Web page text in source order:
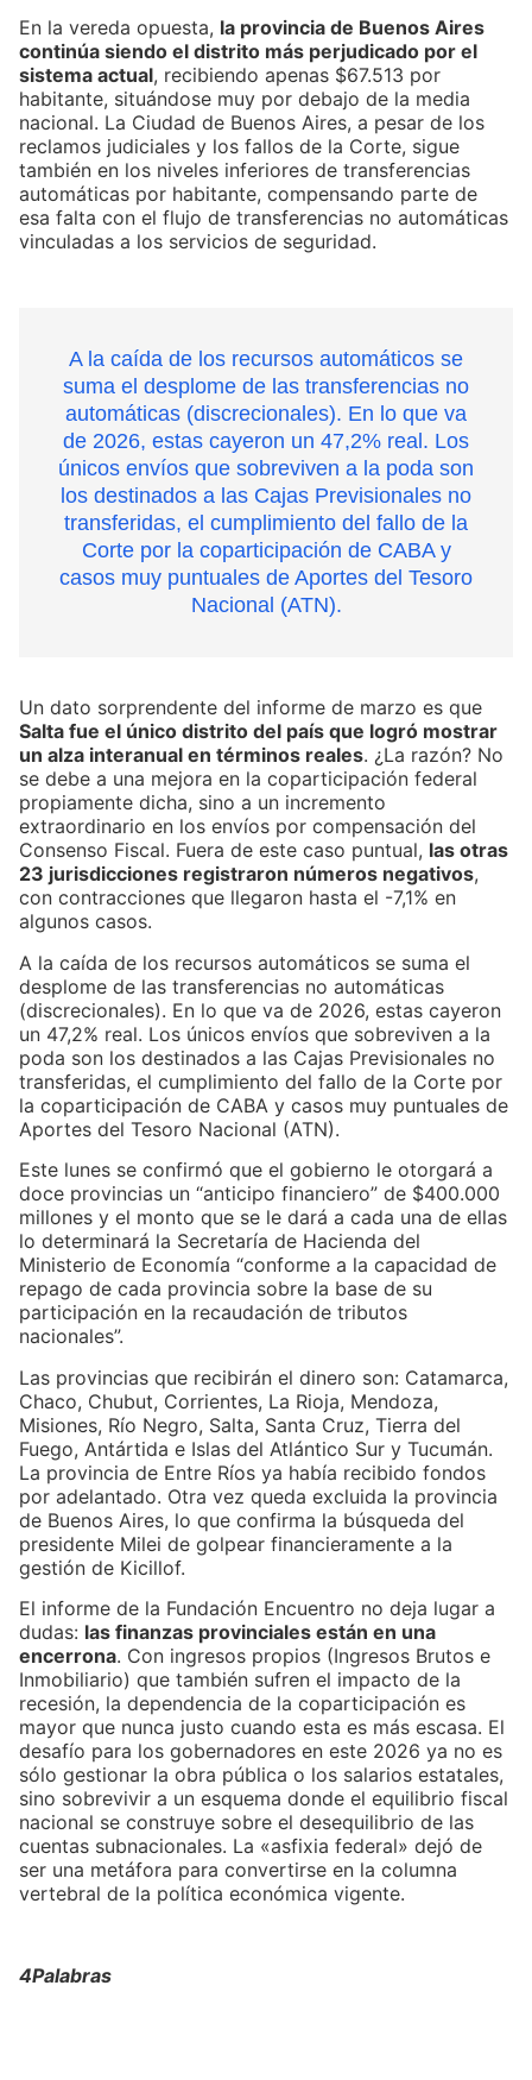
En la vereda opuesta, la provincia de Buenos Aires
continúa siendo el distrito más perjudicado por el
sistema actual, recibiendo apenas $67.513 por
habitante, situándose muy por debajo de la media
nacional. La Ciudad de Buenos Aires, a pesar de los
reclamos judiciales y los fallos de la Corte, sigue
también en los niveles inferiores de transferencias
automáticas por habitante, compensando parte de
esa falta con el flujo de transferencias no automáticas
vinculadas a los servicios de seguridad.
A la caída de los recursos automáticos se
suma el desplome de las transferencias no
automáticas (discrecionales). En lo que va
de 2026, estas cayeron un 47,2% real. Los
únicos envíos que sobreviven a la poda son
los destinados a las Cajas Previsionales no
transferidas, el cumplimiento del fallo de la
Corte por la coparticipación de CABA y
casos muy puntuales de Aportes del Tesoro
Nacional (ATN).
Un dato sorprendente del informe de marzo es que
Salta fue el único distrito del país que logró mostrar
un alza interanual en términos reales. ¿La razón? No
se debe a una mejora en la coparticipación federal
propiamente dicha, sino a un incremento
extraordinario en los envíos por compensación del
Consenso Fiscal. Fuera de este caso puntual, las otras
23 jurisdicciones registraron números negativos,
con contracciones que llegaron hasta el -7,1% en
algunos casos.
A la caída de los recursos automáticos se suma el
desplome de las transferencias no automáticas
(discrecionales). En lo que va de 2026, estas cayeron
un 47,2% real. Los únicos envíos que sobreviven a la
poda son los destinados a las Cajas Previsionales no
transferidas, el cumplimiento del fallo de la Corte por
la coparticipación de CABA y casos muy puntuales de
Aportes del Tesoro Nacional (ATN).
Este lunes se confirmó que el gobierno le otorgará a
doce provincias un “anticipo financiero” de $400.000
millones y el monto que se le dará a cada una de ellas
lo determinará la Secretaría de Hacienda del
Ministerio de Economía “conforme a la capacidad de
repago de cada provincia sobre la base de su
participación en la recaudación de tributos
nacionales”.
Las provincias que recibirán el dinero son: Catamarca,
Chaco, Chubut, Corrientes, La Rioja, Mendoza,
Misiones, Río Negro, Salta, Santa Cruz, Tierra del
Fuego, Antártida e Islas del Atlántico Sur y Tucumán.
La provincia de Entre Ríos ya había recibido fondos
por adelantado. Otra vez queda excluida la provincia
de Buenos Aires, lo que confirma la búsqueda del
presidente Milei de golpear financieramente a la
gestión de Kicillof.
El informe de la Fundación Encuentro no deja lugar a
dudas: las finanzas provinciales están en una
encerrona. Con ingresos propios (Ingresos Brutos e
Inmobiliario) que también sufren el impacto de la
recesión, la dependencia de la coparticipación es
mayor que nunca justo cuando esta es más escasa. El
desafío para los gobernadores en este 2026 ya no es
sólo gestionar la obra pública o los salarios estatales,
sino sobrevivir a un esquema donde el equilibrio fiscal
nacional se construye sobre el desequilibrio de las
cuentas subnacionales. La «asfixia federal» dejó de
ser una metáfora para convertirse en la columna
vertebral de la política económica vigente.
4Palabras